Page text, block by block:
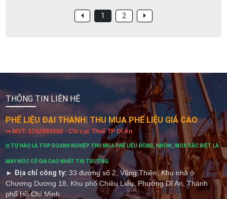
1 2
THÔNG TIN LIÊN HỆ
PHẾ LIỆU ĐẠI THANH| THU MUA PHẾ LIỆU GIÁ CAO
⇒ MST: 3702989566 - Chi cục Thuế TP Dĩ An
¤ TỰ HÀO LÀ TOP DOANH NGHIỆP THU MUA PHẾ LIỆU ĐỒNG, NHÔM, INOX ĐẶC BIỆT LÀ
MÁY MÓC CŨ GIÁ CAO NHẤT THỊ TRƯỜNG
► Địa chỉ công ty: 33 đường số 2, Vũng Thiện, Khu nhà ở
Chương Dương 18, Khu phố Chiêu Liêu, Phường Dĩ An, Thành
phố Hồ Chí Minh